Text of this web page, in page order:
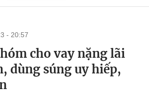
- 20:57
cho vay nặng lãi
dùng súng uy hiếp,